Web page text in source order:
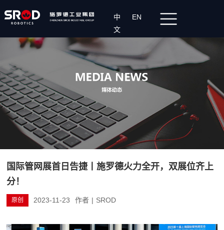
中
文
EN
国际管网展首日告捷丨施罗德火力全开，双展位齐上
分！
原创 2023-11-23 作者 | SROD